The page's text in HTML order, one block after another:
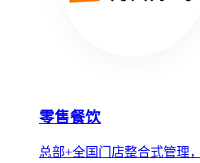
零售餐饮
总部+全国门店整合式管理